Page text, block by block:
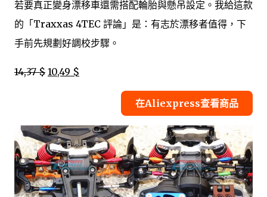
若要真正變身漂移車還需搭配輪胎與懸吊設定。我給這款
的「Traxxas 4TEC 評論」是：有志於漂移者值得，下
手前先規劃好調校步驟。
14,37 $ 10,49 $
在Aliexpress查看商品